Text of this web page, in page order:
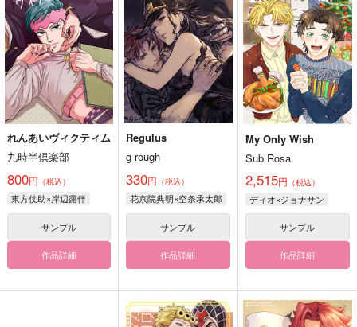
れんあいヴィクティム
九時半倶楽部
800円 （税込）
東方仗助×岸辺露伴
サンプル
作品詳細
Regulus
g-rough
330円 （税込）
花京院典明×空条承太郎
サンプル
作品詳細
My Only Wish
Sub Rosa
2,515円 （税込）
ディオ×ジョナサン
サンプル
作品詳細